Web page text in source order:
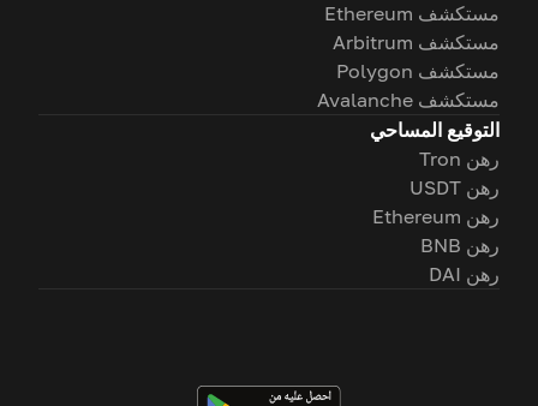
مستكشف Ethereum
مستكشف Arbitrum
مستكشف Polygon
مستكشف Avalanche
التوقيع المساحي
رهن Tron
رهن USDT
رهن Ethereum
رهن BNB
رهن DAI